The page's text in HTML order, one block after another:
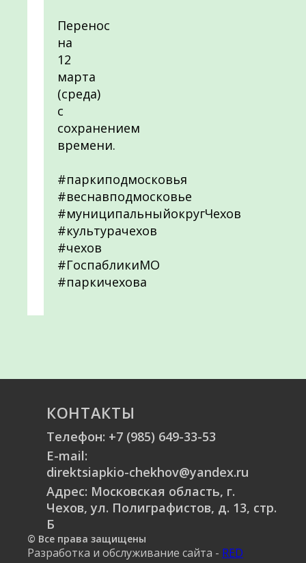
Перенос
на
12
марта
(среда)
с
сохранением
времени.
#паркиподмосковья
#веснавподмосковье
#муниципальныйокругЧехов
#культурачехов
#чехов
#ГоспабликиМО
#паркичехова
КОНТАКТЫ
Телефон: +7 (985) 649-33-53
E-mail:
direktsiapkio-chekhov@yandex.ru
Адрес: Московская область, г.
Чехов, ул. Полиграфистов, д. 13, стр.
Б
© Все права защищены
Разработка и обслуживание сайта - RED